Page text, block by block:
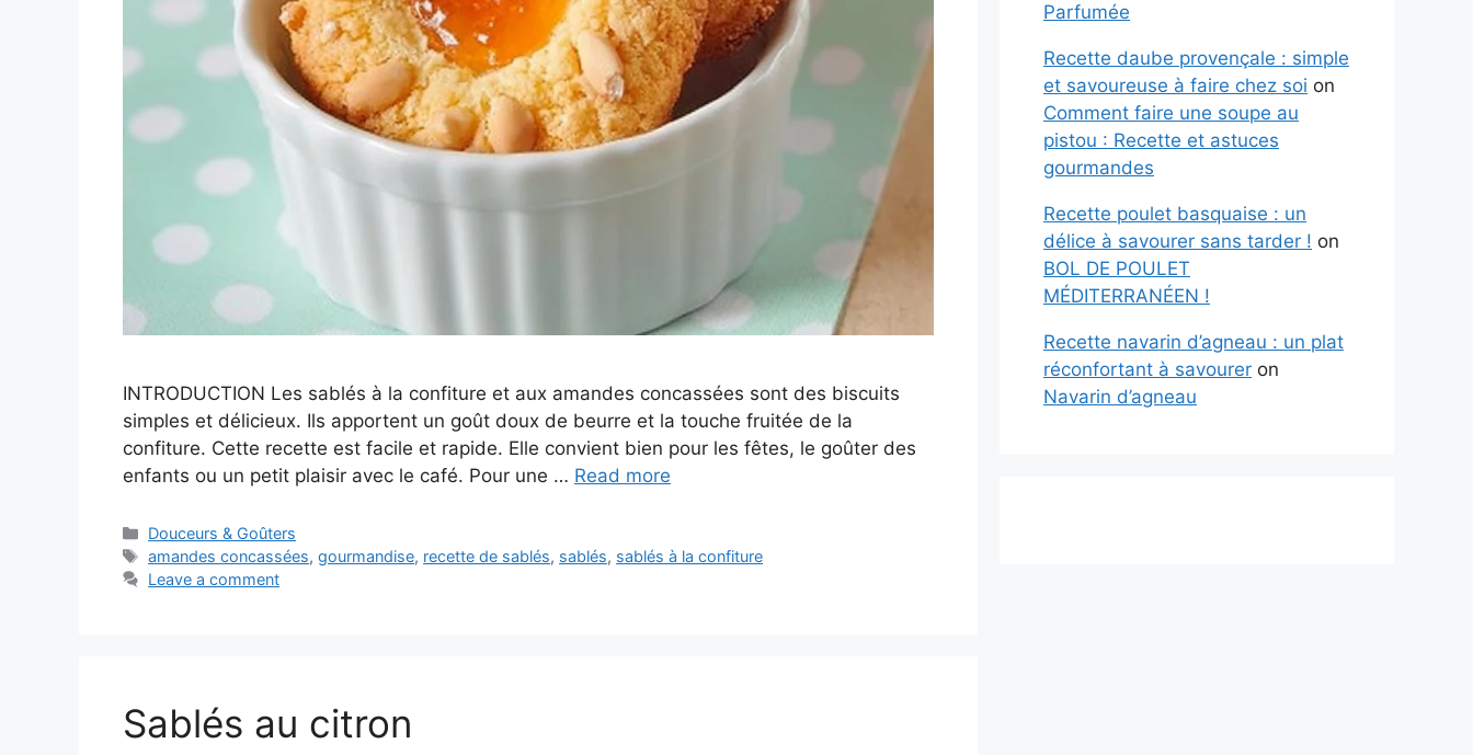
INTRODUCTION Les sablés à la confiture et aux amandes concassées sont des biscuits
simples et délicieux. Ils apportent un goût doux de beurre et la touche fruitée de la
confiture. Cette recette est facile et rapide. Elle convient bien pour les fêtes, le goûter des
enfants ou un petit plaisir avec le café. Pour une … Read more
Categories
Douceurs & Goûters
Tags
amandes concassées,gourmandise, recette de sablés, sablés, sablés à la confiture
Leave a comment
Sablés au citron
Parfumée
Recette daube provençale : simple
et savoureuse à faire chez soi on
Comment faire une soupe au
pistou : Recette et astuces
gourmandes
Recette poulet basquaise : un
délice à savourer sans tarder ! on
BOL DE POULET
MÉDITERRANÉEN !
Recette navarin d’agneau : un plat
réconfortant à savourer on
Navarin d’agneau